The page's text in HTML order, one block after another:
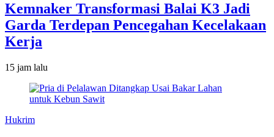
Kemnaker Transformasi Balai K3 Jadi
Garda Terdepan Pencegahan Kecelakaan
Kerja
15 jam lalu
Hukrim